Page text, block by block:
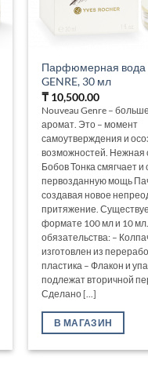
Парфюмерная вода
GENRE, 30 мл
₸ 10,500.00
Nouveau Genre –
аромат. Это – момент
самоутверждения и
возможностей. Нежная
Бобов Тонка смягчает
первозданную мощь
создавая новое
притяжение.
формате 100 мл и 10
обязательства: –
изготовлен из
пластика – Флакон и
подлежат вторичной
Сделано [...]
В МАГАЗИН